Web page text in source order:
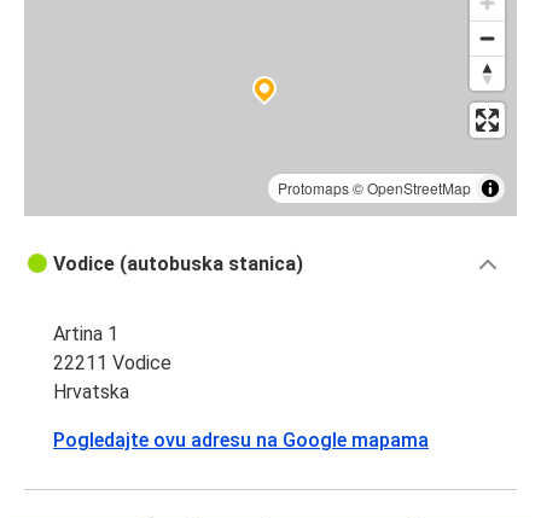
Protomaps©OpenStreetMap
Vodice (autobuska stanica)
Artina 1
22211 Vodice
Hrvatska
Pogledajte ovu adresu na Google mapama